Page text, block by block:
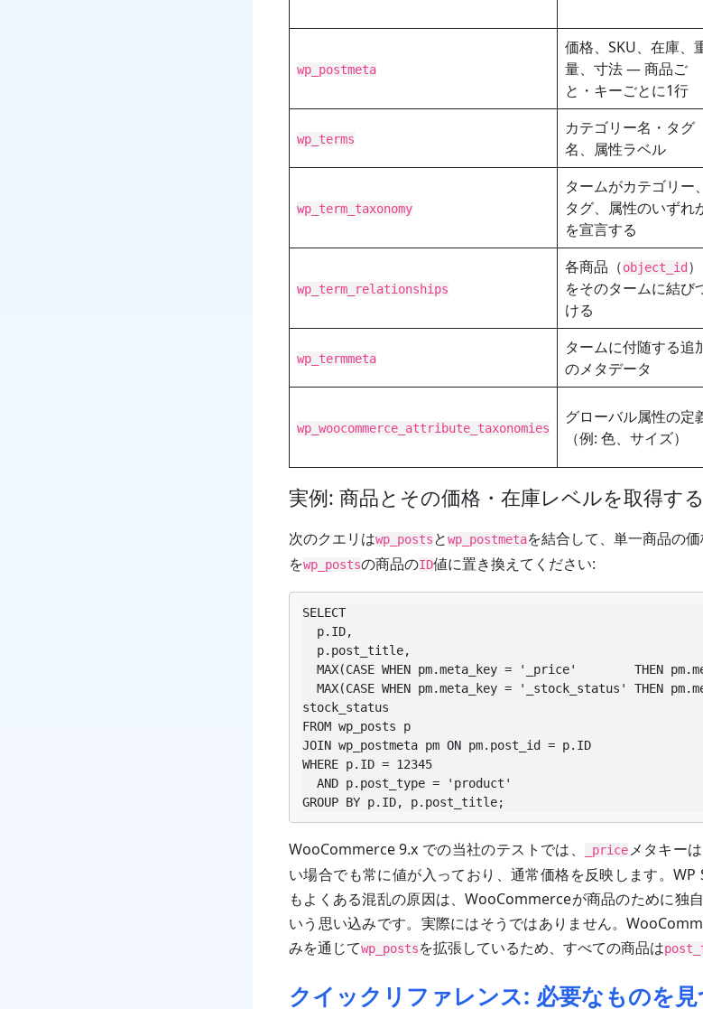
wp_postmeta
価格、SKU、在庫、
量、寸法 — 商品ご
と・キーごとに1行
wp_terms
カテゴリー名・タグ
名、属性ラベル
wp_term_taxonomy
タームがカテゴリー、
タグ、属性のいずれ
を宣言する
wp_term_relationships
各商品（object_id ）
をそのタームに結び
ける
wp_termmeta
タームに付随する追
のメタデータ
wp_woocommerce_attribute_taxonomies
グローバル属性の定
（例: 色、サイズ）
実例: 商品とその価格・在庫レベルを取得する
次のクエリはwp_postsとwp_postmetaを結合して、単一商品の
をwp_postsの商品のID値に置き換えてください:
SELECT
stock_status
FROM wp_posts p
JOIN wp_postmeta pm ON pm.post_id = p.ID
WHERE p.ID = 12345
GROUP BY p.ID, p.post_title;
WooCommerce 9.x での当社のテストでは、 _priceメタキー
い場合でも常に値が入っており、通常価格を反映します。WP
もよくある混乱の原因は、WooCommerceが商品のために独
いう思い込みです。実際にはそうではありません。
みを通じてwp_postsを拡張しているため、すべての商品は
クイックリファレンス: 必要なものを見